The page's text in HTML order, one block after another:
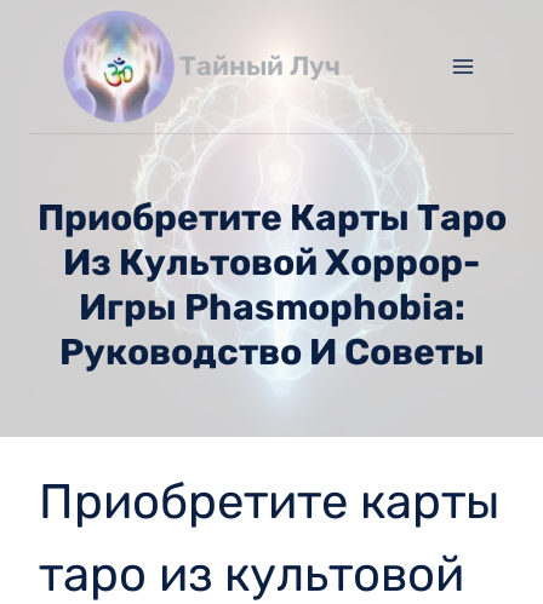
содержимому
Тайный Луч
Приобретите Карты Таро
Из Культовой Хоррор-
Игры Phasmophobia:
Руководство И Советы
Приобретите карты
таро из культовой